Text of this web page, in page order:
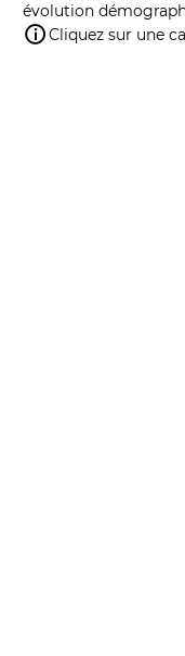
évolution
Cliquez sur une